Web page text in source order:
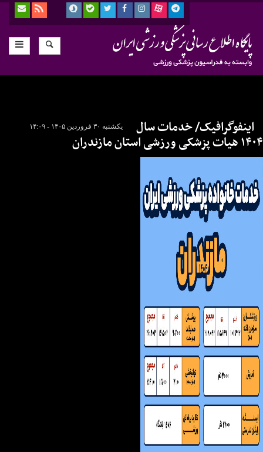
یکشنبه ۳۰ فروردین ۱۴۰۵ - ۱۴:۰۹ اینفوگرافیک/ خدمات سال
۱۴۰۴ هیات پزشکی ورزشی استان مازندران